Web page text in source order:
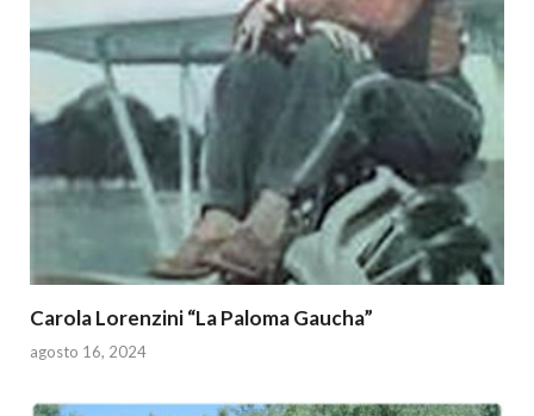
p k
Carola Lorenzini “La Paloma Gaucha”
agosto 16, 2024